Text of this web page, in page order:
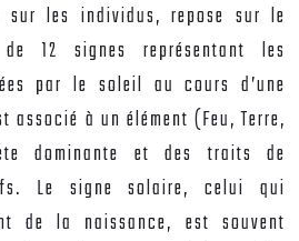
sur les individus, repose sur le
12 signes représentant les
par le soleil au cours d’une
associé à un élément (Feu, Terre,
dominante et des traits de
Le signe solaire, celui qui
de la naissance, est souvent